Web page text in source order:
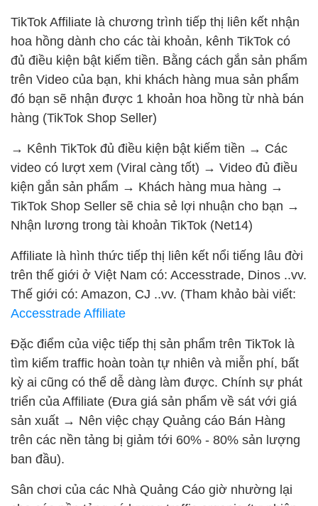
TikTok Affiliate là chương trình tiếp thị liên kết nhận
hoa hồng dành cho các tài khoản, kênh TikTok có
đủ điều kiện bật kiếm tiền. Bằng cách gắn sản phẩm
trên Video của bạn, khi khách hàng mua sản phẩm
đó bạn sẽ nhận được 1 khoản hoa hồng từ nhà bán
hàng (TikTok Shop Seller)
→ Kênh TikTok đủ điều kiện bật kiếm tiền → Các
video có lượt xem (Viral càng tốt) → Video đủ điều
kiện gắn sản phẩm → Khách hàng mua hàng →
TikTok Shop Seller sẽ chia sẻ lợi nhuận cho bạn →
Nhận lương trong tài khoản TikTok (Net14)
Affiliate là hình thức tiếp thị liên kết nổi tiếng lâu đời
trên thế giới ở Việt Nam có: Accesstrade, Dinos ..vv.
Thế giới có: Amazon, CJ ..vv. (Tham khảo bài viết:
Accesstrade Affiliate
Đặc điểm của việc tiếp thị sản phẩm trên TikTok là
tìm kiếm traffic hoàn toàn tự nhiên và miễn phí, bất
kỳ ai cũng có thể dễ dàng làm được. Chính sự phát
triển của Affiliate (Đưa giá sản phẩm về sát với giá
sản xuất → Nên việc chạy Quảng cáo Bán Hàng
trên các nền tảng bị giảm tới 60% - 80% sản lượng
ban đầu).
Sân chơi của các Nhà Quảng Cáo giờ nhường lại